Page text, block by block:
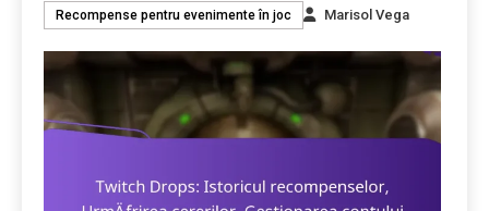
Recompense pentru evenimente în joc Marisol Vega